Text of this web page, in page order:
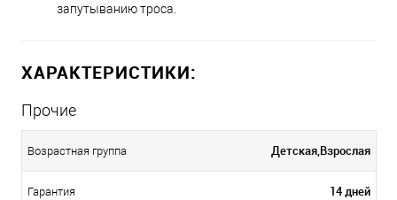
запутыванию троса.
ХАРАКТЕРИСТИКИ:
Прочие
Возрастная группа Детская,Взрослая
Гарантия 14 дней